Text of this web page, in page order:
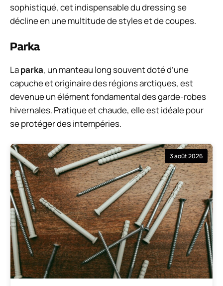
sophistiqué, cet indispensable du dressing se
décline en une multitude de styles et de coupes.
Parka
Laparka, un manteau long souvent doté d’une
capuche et originaire des régions arctiques, est
devenue un élément fondamental des garde-robes
hivernales. Pratique et chaude, elle est idéale pour
se protéger des intempéries.
3 août 2026